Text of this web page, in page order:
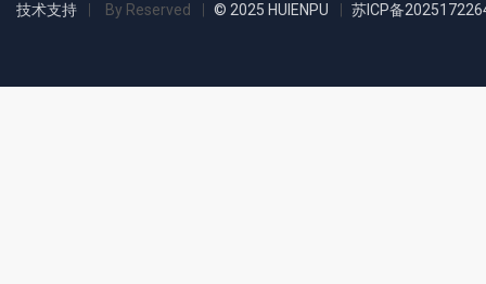
技术支持 By Reserved © 2025 HUIENPU 苏ICP备